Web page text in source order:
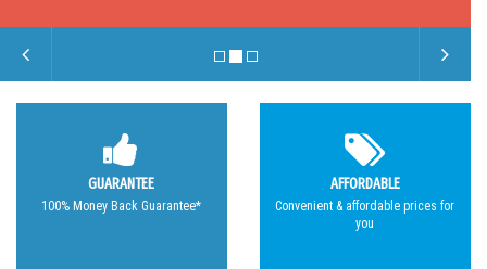
GUARANTEE
100% Money Back Guarantee*
AFFORDABLE
Convenient & affordable prices for
you